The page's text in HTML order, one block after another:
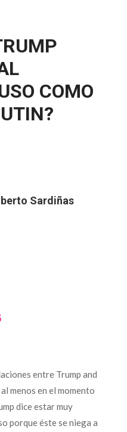
COMO
Sardiñas
entre Trump and
menos en el momento
dice estar muy
porque éste se niega a